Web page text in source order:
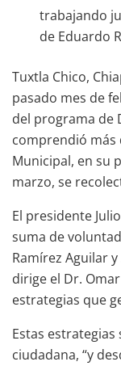
trabajando
de Eduardo
Tuxtla Chico,
pasado mes de
del programa de
comprendió más
Municipal, en su
marzo, se
El presidente
suma de
Ramírez Aguilar
dirige el Dr.
estrategias que
Estas
ciudadana, “y